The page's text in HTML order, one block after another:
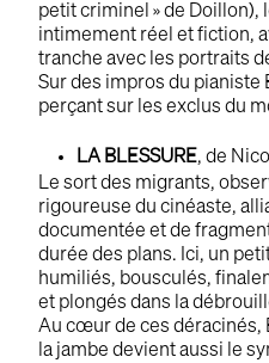
petit criminel » de Doillon),
intimement réel et fiction,
tranche avec les portraits
Sur des impros du pianiste
perçant sur les exclus du
LA BLESSURE, de
Le sort des migrants,
rigoureuse du cinéaste,
documentée et de
durée des plans. Ici, un
humiliés, bousculés,
et plongés dans la
Au cœur de ces déracinés,
la jambe devient aussi le